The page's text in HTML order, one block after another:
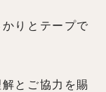
りとテープで
とご協力を賜